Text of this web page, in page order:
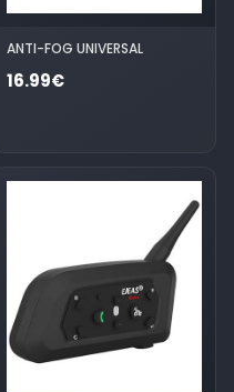
ANTI-FOG UNIVERSAL
16.99€